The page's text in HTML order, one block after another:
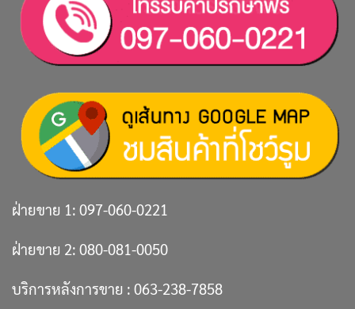
ฝ่ายขาย 1: 097-060-0221
ฝ่ายขาย 2: 080-081-0050
บริการหลังการขาย : 063-238-7858